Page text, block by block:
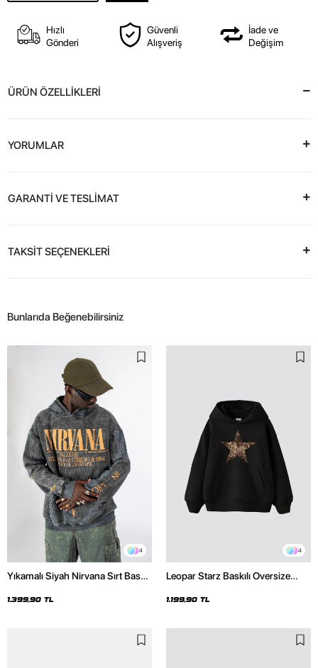
Hızlı
Gönderi
Güvenli
Alışveriş
İade ve
Değişim
ÜRÜN ÖZELLİKLERİ
YORUMLAR
GARANTİ VE TESLİMAT
TAKSİT SEÇENEKLERİ
Bunlarıda Beğenebilirsiniz
4
Yıkamalı Siyah Nirvana Sırt Baskılı
1.399,90 TL
4
Leopar Starz Baskılı Oversize
1.199,90 TL